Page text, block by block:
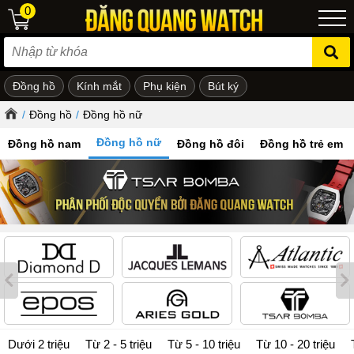
em
0
Đồng hồ Kính mắt Phụ kiện Bút ký
/ Đồng hồ / Đồng hồ nữ
Đồng hồ nam Đồng hồ nữ Đồng hồ đôi Đồng hồ trẻ em
Dưới 2 triệu Từ 2 - 5 triệu Từ 5 - 10 triệu Từ 10 - 20 triệu